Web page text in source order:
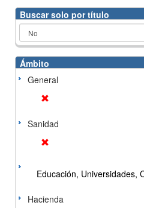
Buscar solo por título
Ámbito
General
Sanidad
Educación, Universidades,
Hacienda